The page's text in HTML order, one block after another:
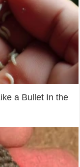
a Bullet In the